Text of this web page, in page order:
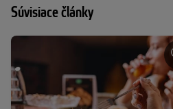
Súvisiace články